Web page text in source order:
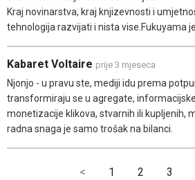
Kraj novinarstva, kraj knjizevnosti i
tehnologija razvijati i nista vise.Fukuyama
Kabaret Voltaire prije 3 mjeseca
Njonjo - u pravu ste, mediji idu prema
transformiraju se u agregate,
monetizacije klikova, stvarnih ili kupljenih,
radna snaga je samo trošak na bilanci.
< 1 2 3